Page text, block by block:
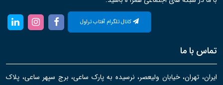
کانال تلگرام آفتاب تراول
تماس با ما
ایران، تهران، خیابان ولیعصر، نرسیده به پارک ساعی، برج سپهر ساعی، پلاک